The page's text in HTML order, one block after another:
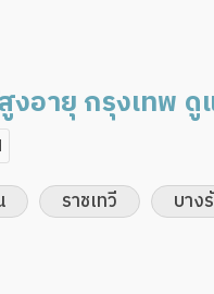
งอายุ กรุงเทพ ดู
เดือน มืออาชีพ ไ
ชาติราชเทวี บาง